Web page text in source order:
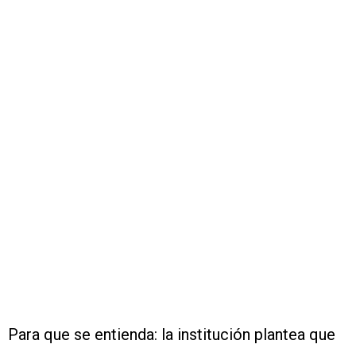
Para que se entienda: la institución plantea que